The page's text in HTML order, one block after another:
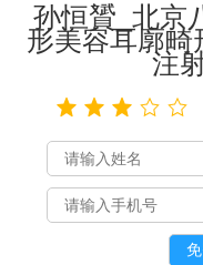
孙恒贇_北京
形美容耳廓畸
注